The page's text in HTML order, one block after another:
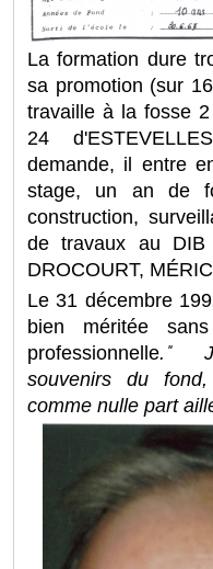
La formation dure
sa promotion (sur
travaille à la fosse
24
demande, il entre
stage, un an de
construction,
de travaux au DIB
DROCOURT,
Le 31 décembre
bien méritée
professionnelle.
souvenirs du
comme nulle part